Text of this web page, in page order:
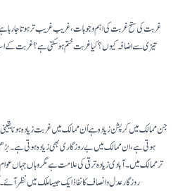
غربت کی ستح غربت کی اہم وجوہات، غریب غریب تر ہوتا جا رہا
تیزی سے اضافہ کیوں؟ کیا غربت ختم ہو سکتی ہے؟ غربت کے
جن ممالک میں کرپشن زیادہ ہے اُن ممالک میں غربت زیادہ ہونا
ہو تی ہے، ان ممالک میں بے روزگاری بھی زیادہ ہوتی ہے۔ بڑھتی
ترممالک میں۔ آبادی زیادہ ترقی کی علامت ہے مگر وہاں جہاں
روزگار عدل و انصاف کا نفاذ ایک جیسا ملک میں نظر